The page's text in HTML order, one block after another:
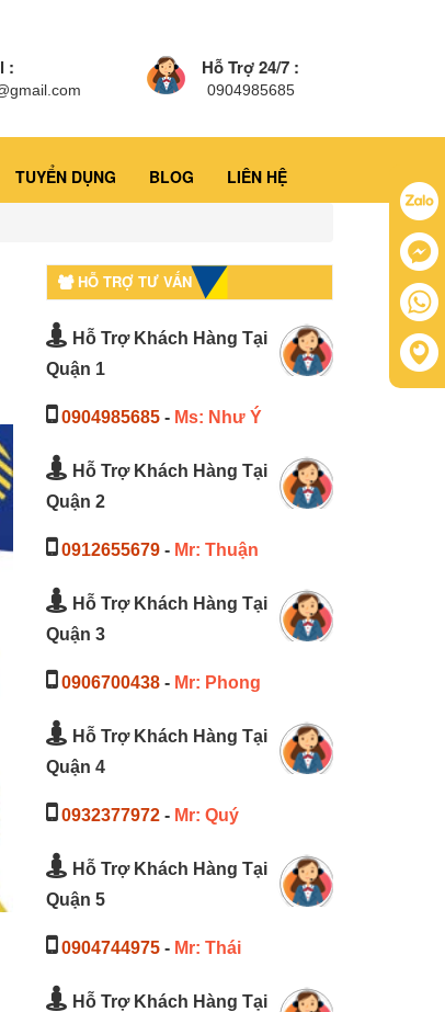
: Hỗ Trợ 24/7 :
0904985685
TUYỂN DỤNG BLOG LIÊN HỆ
HỖ TRỢ TƯ VẤN
Hỗ Trợ Khách Hàng Tại
Quận 1
0904985685- Ms: Như Ý
Hỗ Trợ Khách Hàng Tại
Quận 2
0912655679- Mr: Thuận
Hỗ Trợ Khách Hàng Tại
Quận 3
0906700438- Mr: Phong
Hỗ Trợ Khách Hàng Tại
Quận 4
0932377972- Mr: Quý
Hỗ Trợ Khách Hàng Tại
Quận 5
0904744975- Mr: Thái
Hỗ Trợ Khách Hàng Tại